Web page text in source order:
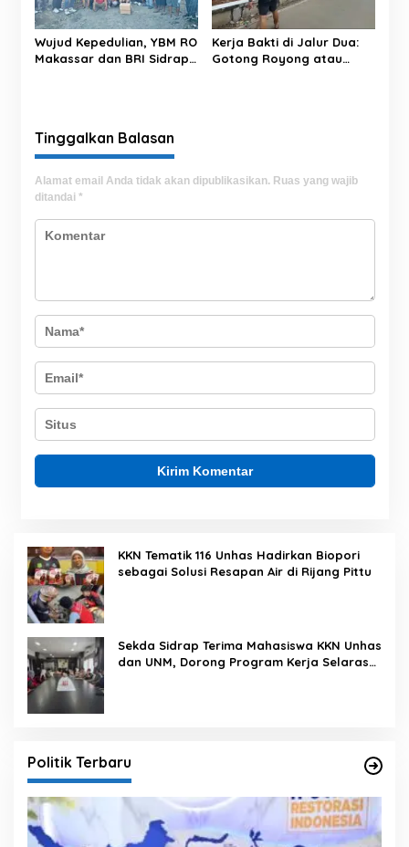
Wujud Kepedulian, YBM RO
Makassar dan BRI Sidrap
Kerja Bakti di Jalur Dua:
Gotong Royong atau
Tinggalkan Balasan
Alamat email Anda tidak akan dipublikasikan. Ruas yang wajib
ditandai *
KKN Tematik 116 Unhas Hadirkan Biopori
sebagai Solusi Resapan Air di Rijang Pittu
Sekda Sidrap Terima Mahasiswa KKN Unhas
dan UNM, Dorong Program Kerja Selaras
Politik Terbaru